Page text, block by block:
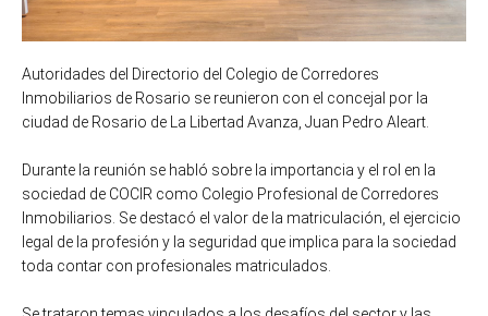
Autoridades del Directorio del Colegio de Corredores
Inmobiliarios de Rosario se reunieron con el concejal por la
ciudad de Rosario de La Libertad Avanza, Juan Pedro Aleart.
Durante la reunión se habló sobre la importancia y el rol en la
sociedad de COCIR como Colegio Profesional de Corredores
Inmobiliarios. Se destacó el valor de la matriculación, el ejercicio
legal de la profesión y la seguridad que implica para la sociedad
toda contar con profesionales matriculados.